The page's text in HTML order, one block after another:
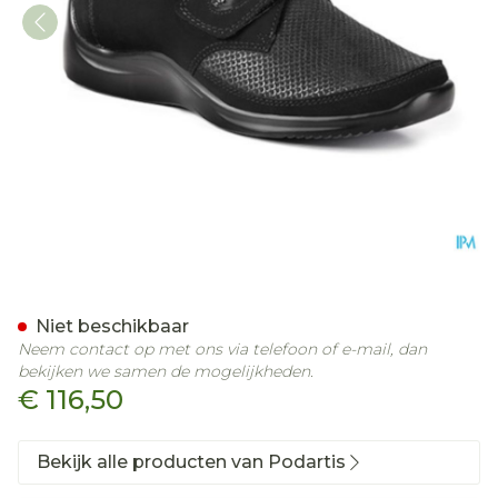
€ 116,50
Niet beschikbaar
Neem contact op met ons via telefoon of e-mail, dan
bekijken we samen de mogelijkheden.
Bekijk alle producten van Podartis